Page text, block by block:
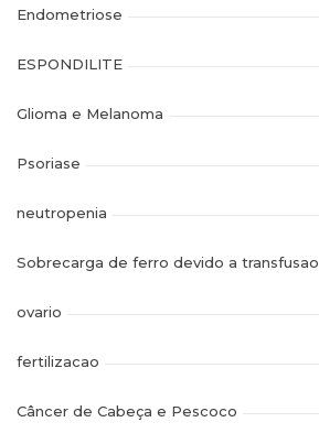
Endometriose
ESPONDILITE
Glioma e Melanoma
Psoriase
neutropenia
Sobrecarga de ferro devido a transfusao
ovario
fertilizacao
Câncer de Cabeça e Pescoco